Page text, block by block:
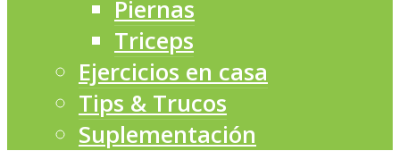
Piernas
Triceps
Ejercicios en casa
Tips & Trucos
Suplementación